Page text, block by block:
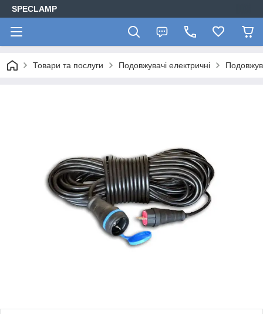
SPECLAMP
Товари та послуги Подовжувачі електричні